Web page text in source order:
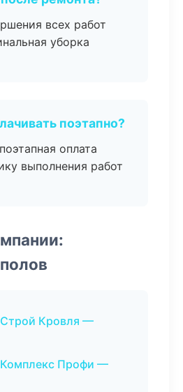
всех работ
уборка
поэтапно?
оплата
выполнения работ
Кровля —
Профи —